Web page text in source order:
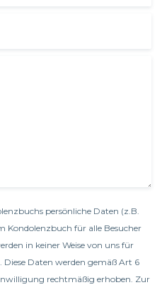
persönliche Daten (z.B.
Kondolenzbuch für alle Besucher
in keiner Weise von uns für
Diese Daten werden gemäß Art 6
rechtmäßig erhoben. Zur